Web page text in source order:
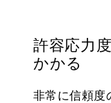
許容応力
かかる
非常に信頼度